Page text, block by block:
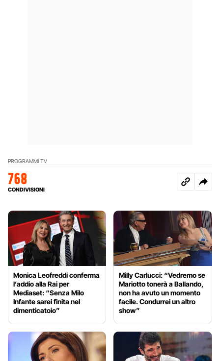
PROGRAMMI TV
768
CONDIVISIONI
Monica Leofreddi conferma
l’addio alla Rai per
Mediaset: “Senza Milo
Infante sarei finita nel
dimenticatoio”
Milly Carlucci: “Vedremo se
Mariotto tonerà a Ballando,
non ha avuto un momento
facile. Condurrei un altro
show”